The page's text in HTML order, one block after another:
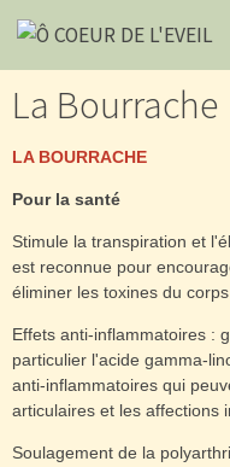
La Bourrache
LA BOURRACHE
Pour la santé
Stimule la transpiration et
est reconnue pour
éliminer les toxines du
Effets anti-inflammatoires :
particulier l'acide gamma-
anti-inflammatoires qui
articulaires et les affections
Soulagement de la